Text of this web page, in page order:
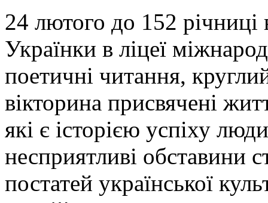
24 лютого до 152
Українки в ліцеї
поетичні читання,
вікторина присвячені
які є історією успіху
несприятливі обставини
постатей української